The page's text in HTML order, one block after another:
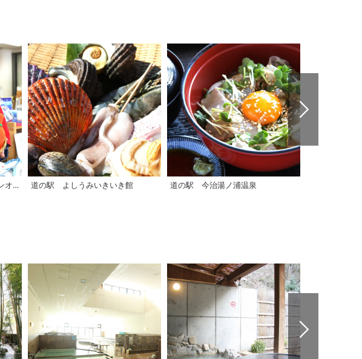
道の駅 伯方S・Cパーク マリンオアシスはかた 道の駅 よしうみいきいき館 道の駅 今治湯ノ浦温泉